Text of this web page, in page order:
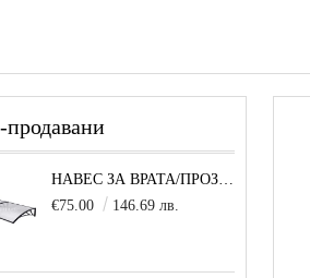
НАВЕС ЗА ВРАТА/ПРОЗОРЕЦ 80Х200 СМ, ЧЕРНО-ПРОЗРАЧНО
€75.00
146.69 лв.